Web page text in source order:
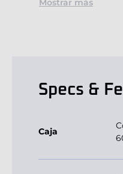
Mostrar más
Specs &
Caja